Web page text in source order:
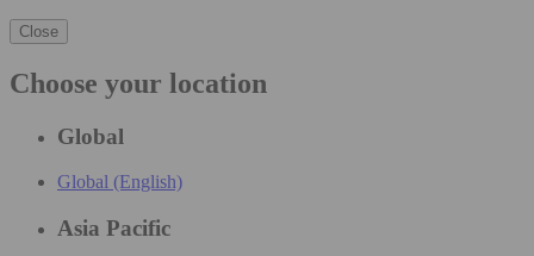
Close
Choose your location
Global
Global (English)
Asia Pacific